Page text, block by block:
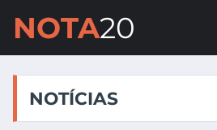
NOTA20
NOTÍCIAS